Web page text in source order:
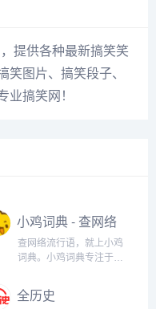
提供各种最新搞笑笑
笑图片、搞笑段子、
业搞笑网！
小鸡词典 - 查网络
流行语，就上小
鸡词典
查网络流行语，就上小鸡
词典。小鸡词典专注于网
以最快的速度在全网捕捉
当下的网络热词。以简单
全历史